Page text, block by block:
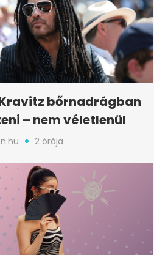
bőrnadrágban
– nem véletlenül
2 órája